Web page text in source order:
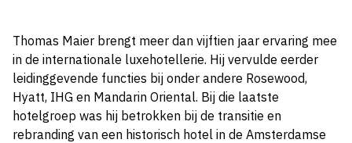
Thomas Maier brengt meer dan vijftien jaar ervaring mee
in de internationale luxehotellerie. Hij vervulde eerder
leidinggevende functies bij onder andere Rosewood,
Hyatt, IHG en Mandarin Oriental. Bij die laatste
hotelgroep was hij betrokken bij de transitie en
rebranding van een historisch hotel in de Amsterdamse